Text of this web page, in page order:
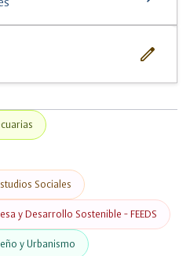
edit
Sociales
y Desarrollo Sostenible - FEEDS
y Urbanismo